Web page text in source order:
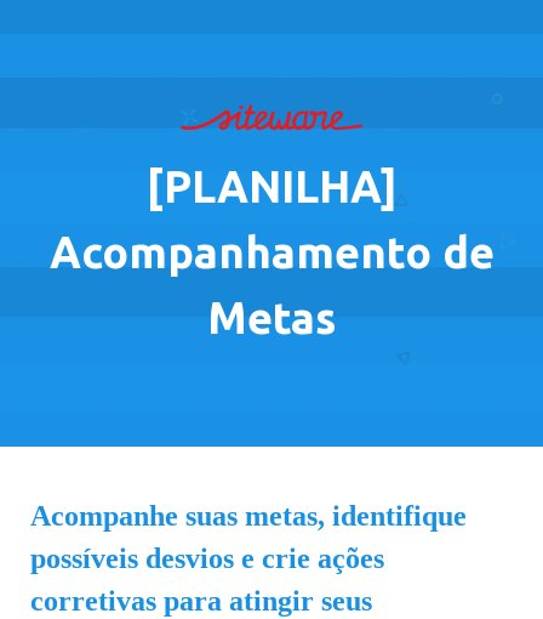
[PLANILHA]
Acompanhamento de
Metas
Acompanhe suas metas, identifique
possíveis desvios e crie ações
corretivas para atingir seus